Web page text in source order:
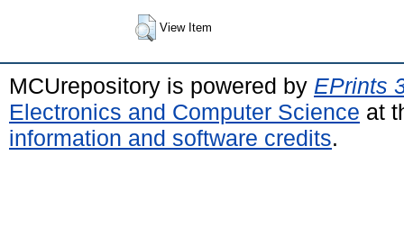
View Item
MCUrepository is powered by EPrints
Electronics and Computer Science at
information and software credits.